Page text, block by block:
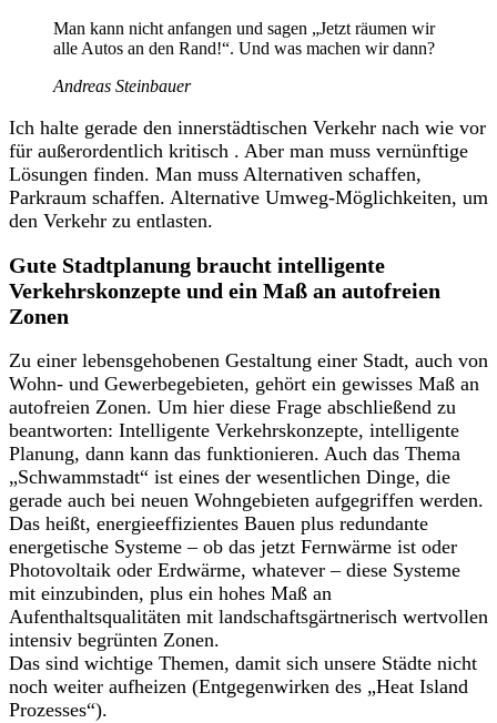
Man kann nicht anfangen und sagen „Jetzt räumen wir
alle Autos an den Rand!“. Und was machen wir dann?
Andreas Steinbauer
Ich halte gerade den innerstädtischen Verkehr nach wie vor
für außerordentlich kritisch . Aber man muss vernünftige
Lösungen finden. Man muss Alternativen schaffen,
Parkraum schaffen. Alternative Umweg-Möglichkeiten, um
den Verkehr zu entlasten.
Gute Stadtplanung braucht intelligente
Verkehrskonzepte und ein Maß an autofreien
Zonen
Zu einer lebensgehobenen Gestaltung einer Stadt, auch von
Wohn- und Gewerbegebieten, gehört ein gewisses Maß an
autofreien Zonen. Um hier diese Frage abschließend zu
beantworten: Intelligente Verkehrskonzepte, intelligente
Planung, dann kann das funktionieren. Auch das Thema
„Schwammstadt“ ist eines der wesentlichen Dinge, die
gerade auch bei neuen Wohngebieten aufgegriffen werden.
Das heißt, energieeffizientes Bauen plus redundante
energetische Systeme – ob das jetzt Fernwärme ist oder
Photovoltaik oder Erdwärme, whatever – diese Systeme
mit einzubinden, plus ein hohes Maß an
Aufenthaltsqualitäten mit landschaftsgärtnerisch wertvollen
intensiv begrünten Zonen.
Das sind wichtige Themen, damit sich unsere Städte nicht
noch weiter aufheizen (Entgegenwirken des „Heat Island
Prozesses“).